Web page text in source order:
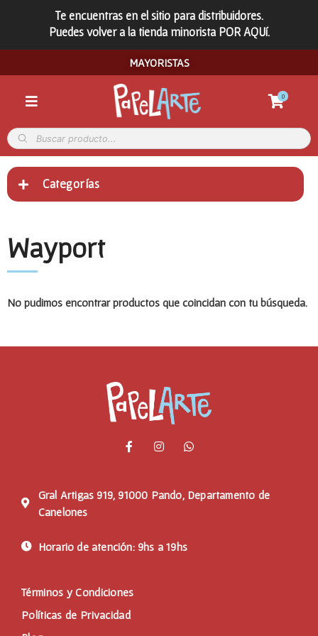
Te encuentras en el sitio para distribuidores.
Puedes volver a la tienda minorista POR AQUí.
MAYORISTAS
0
Categorías
Wayport
No pudimos encontrar productos que coincidan con tu búsqueda.
Gral Artigas 919, 91000 Pando, Departamento de
Canelones
Horario de atención: 9hs a 19hs
Términos y Condiciones
Políticas de Privacidad